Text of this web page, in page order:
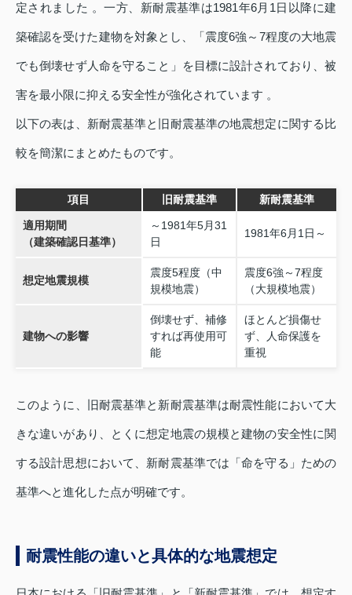
定されました 。一方、新耐震基準は1981年6月1日以降に建
築確認を受けた建物を対象とし、「震度6強～7程度の大地震
でも倒壊せず人命を守ること」を目標に設計されており、被
害を最小限に抑える安全性が強化されています 。
以下の表は、新耐震基準と旧耐震基準の地震想定に関する比
較を簡潔にまとめたものです。
項目 旧耐震基準 新耐震基準
適用期間
（建築確認日基準）
～1981年5月31
日
1981年6月1日～
想定地震規模
震度5程度（中
規模地震）
震度6強～7程度
（大規模地震）
建物への影響
倒壊せず、補修
すれば再使用可
能
ほとんど損傷せ
ず、人命保護を
重視
このように、旧耐震基準と新耐震基準は耐震性能において大
きな違いがあり、とくに想定地震の規模と建物の安全性に関
する設計思想において、新耐震基準では「命を守る」ための
基準へと進化した点が明確です。
耐震性能の違いと具体的な地震想定